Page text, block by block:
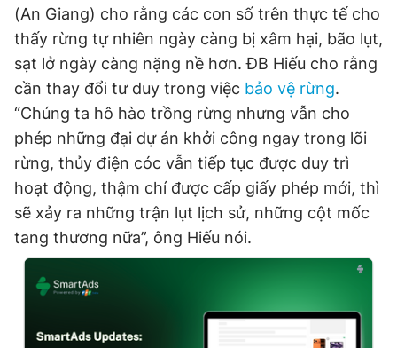
(An Giang) cho rằng các con số trên thực tế cho
thấy rừng tự nhiên ngày càng bị xâm hại, bão lụt,
sạt lở ngày càng nặng nề hơn. ĐB Hiếu cho rằng
cần thay đổi tư duy trong việc bảo vệ rừng.
“Chúng ta hô hào trồng rừng nhưng vẫn cho
phép những đại dự án khởi công ngay trong lõi
rừng, thủy điện cóc vẫn tiếp tục được duy trì
hoạt động, thậm chí được cấp giấy phép mới, thì
sẽ xảy ra những trận lụt lịch sử, những cột mốc
tang thương nữa”, ông Hiếu nói.